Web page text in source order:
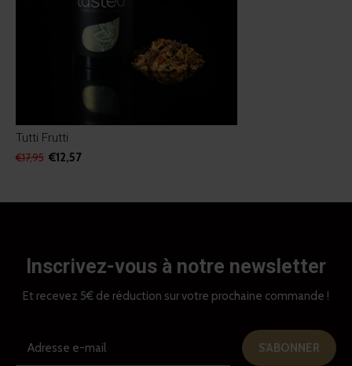
Tutti Frutti
€17,95 €12,57
Inscrivez-vous à notre newsletter
Et recevez 5€ de réduction sur votre prochaine commande !
S'ABONNER